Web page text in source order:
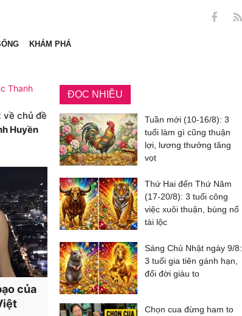
KHÁM PHÁ
Thanh
về chủ đề
Huyền
của
ĐỌC NHIỀU
Tuần mới (10-16/8): 3
tuổi làm gì cũng thuận
lợi, lương thưởng tăng
vọt
Thứ Hai đến Thứ Năm
(17-20/8): 3 tuổi công
việc xuôi thuận, bùng nổ
tài lộc
Sáng Chủ Nhật ngày 9/8:
3 tuổi gia tiên gánh hạn,
đổi đời giàu to
Chọn cua đừng ham to